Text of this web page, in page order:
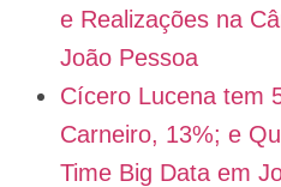
e Realizações na
João Pessoa
Cícero Lucena tem
Carneiro, 13%; e
Time Big Data em